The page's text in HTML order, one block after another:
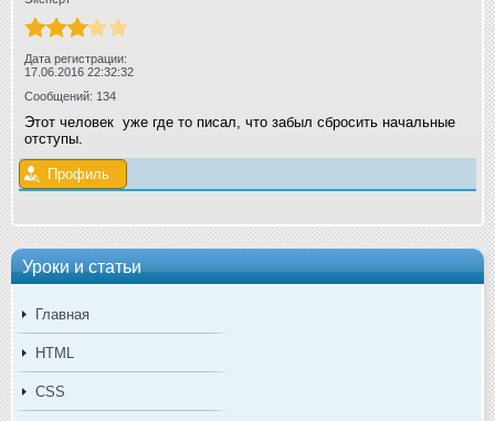
Уроки и статьи
Главная
HTML
CSS
Дата регистрации:
17.06.2016 22:32:32
Сообщений: 134
Этот человек уже где то писал, что забыл сбросить начальные
отступы.
Профиль